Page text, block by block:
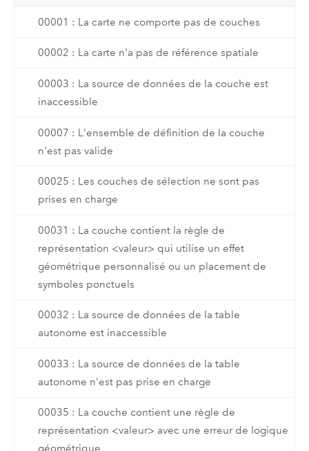
00001 : La carte ne comporte pas de couches
00002 : La carte n'a pas de référence spatiale
00003 : La source de données de la couche est
inaccessible
00007 : L'ensemble de définition de la couche
n'est pas valide
00025 : Les couches de sélection ne sont pas
prises en charge
00031 : La couche contient la règle de
représentation <valeur> qui utilise un effet
géométrique personnalisé ou un placement de
symboles ponctuels
00032 : La source de données de la table
autonome est inaccessible
00033 : La source de données de la table
autonome n'est pas prise en charge
00035 : La couche contient une règle de
représentation <valeur> avec une erreur de logique